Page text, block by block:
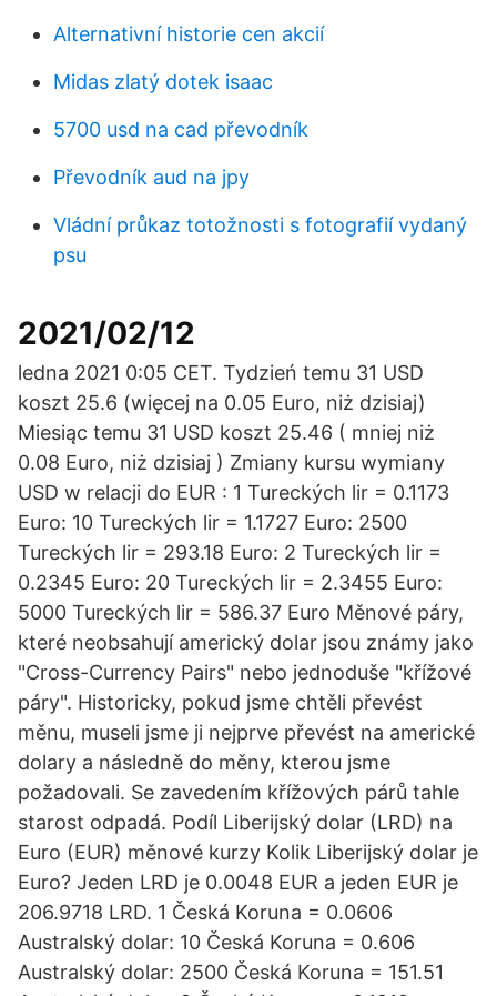
Alternativní historie cen akcií
Midas zlatý dotek isaac
5700 usd na cad převodník
Převodník aud na jpy
Vládní průkaz totožnosti s fotografií vydaný
psu
2021/02/12
ledna 2021 0:05 CET. Tydzień temu 31 USD
koszt 25.6 (więcej na 0.05 Euro, niż dzisiaj)
Miesiąc temu 31 USD koszt 25.46 ( mniej niż
0.08 Euro, niż dzisiaj ) Zmiany kursu wymiany
USD w relacji do EUR : 1 Tureckých lir = 0.1173
Euro: 10 Tureckých lir = 1.1727 Euro: 2500
Tureckých lir = 293.18 Euro: 2 Tureckých lir =
0.2345 Euro: 20 Tureckých lir = 2.3455 Euro:
5000 Tureckých lir = 586.37 Euro Měnové páry,
které neobsahují americký dolar jsou známy jako
"Cross-Currency Pairs" nebo jednoduše "křížové
páry". Historicky, pokud jsme chtěli převést
měnu, museli jsme ji nejprve převést na americké
dolary a následně do měny, kterou jsme
požadovali. Se zavedením křížových párů tahle
starost odpadá. Podíl Liberijský dolar (LRD) na
Euro (EUR) měnové kurzy Kolik Liberijský dolar je
Euro? Jeden LRD je 0.0048 EUR a jeden EUR je
206.9718 LRD. 1 Česká Koruna = 0.0606
Australský dolar: 10 Česká Koruna = 0.606
Australský dolar: 2500 Česká Koruna = 151.51